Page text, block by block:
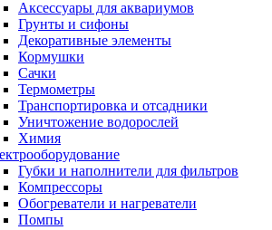
Аксессуары для аквариумов
Грунты и сифоны
Декоративные элементы
Кормушки
Сачки
Термометры
Транспортировка и отсадники
Уничтожение водорослей
Химия
Губки и наполнители для фильтров
Компрессоры
Обогреватели и нагреватели
Помпы